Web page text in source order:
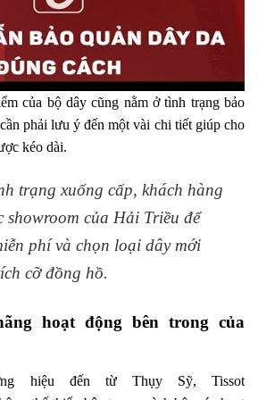
của bộ dây cũng nằm ở tình trạng bảo
phải lưu ý đến một vài chi tiết giúp cho
kéo dài.
trạng xuống cấp, khách hàng
showroom của Hải Triều để
phí và chọn loại dây mới
cỡ đồng hồ.
hoạt động bên trong của
hiệu đến từ Thụy Sỹ, Tissot